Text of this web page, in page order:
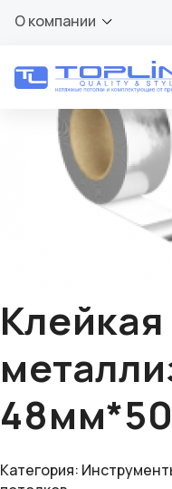
О компании
Категория: